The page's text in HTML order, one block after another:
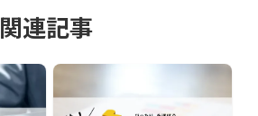
関連記事